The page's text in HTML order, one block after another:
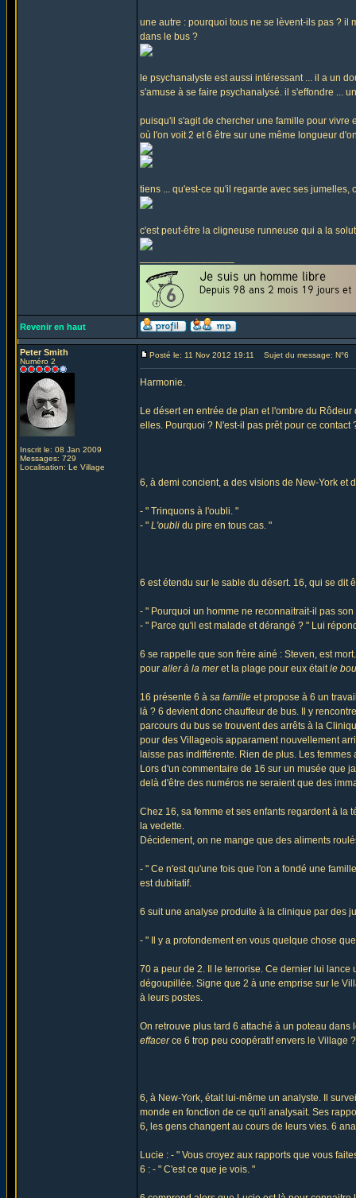
une autre : pourquoi tous ne se lèvent-ils pas ? il
dans le bus ?
le psychanalyste est aussi intéressant ... il a un
s'amuse à se faire psychanalysé. il s'effondre ...
puisqu'il s'agit de chercher une famille pour vivre
où l'on voit 2 et 6 être sur une même longueur
tiens ... qu'est-ce qu'il regarde avec ses jumelles,
c'est peut-être la cligneuse runneuse qui a la
Revenir en haut
Peter Smith
Numéro 2
Inscrit le: 08 Jan 2009
Messages: 729
Localisation: Le Village
Posté le: 11 Nov 2012 19:11 Sujet du message: N°6
Harmonie.
Le désert en entrée de plan et l'ombre du
elles. Pourquoi ? N'est-il pas prêt pour ce contact
6, à demi concient, a des visions de New-York
- " Trinquons à l'oubli. "
- " L'oubli du pire en tous cas. "
6 est étendu sur le sable du désert. 16, qui se dit
- " Pourquoi un homme ne reconnaitrait-il pas son
- " Parce qu'il est malade et dérangé ? " Lui
6 se rappelle que son frère ainé : Steven, est
pour aller à la meret la plage pour eux étaitle
16 présente 6 à sa famille et propose à 6 un
là ? 6 devient donc chauffeur de bus. Il y
parcours du bus se trouvent des arrêts à la
pour des Villageois apparament nouvellement
laisse pas indifférente. Rien de plus. Les
Lors d'un commentaire de 16 sur un musée que
delà d'être des numéros ne seraient que des
Chez 16, sa femme et ses enfants regardent à la
la vedette.
Décidement, on ne mange que des aliments
- " Ce n'est qu'une fois que l'on a fondé une
est dubitatif.
6 suit une analyse produite à la clinique par des
- " Il y a profondement en vous quelque chose
70 a peur de 2. Il le terrorise. Ce dernier lui
dégoupillée. Signe que 2 à une emprise sur le
à leurs postes.
On retrouve plus tard 6 attaché à un poteau
effacerce 6 trop peu coopératif envers le Village ?
6, à New-York, était lui-même un analyste. Il
monde en fonction de ce qu'il analysait. Ses
6, les gens changent au cours de leurs vies. 6
Lucie : - " Vous croyez aux rapports que vous
6 : - " C'est ce que je vois. "